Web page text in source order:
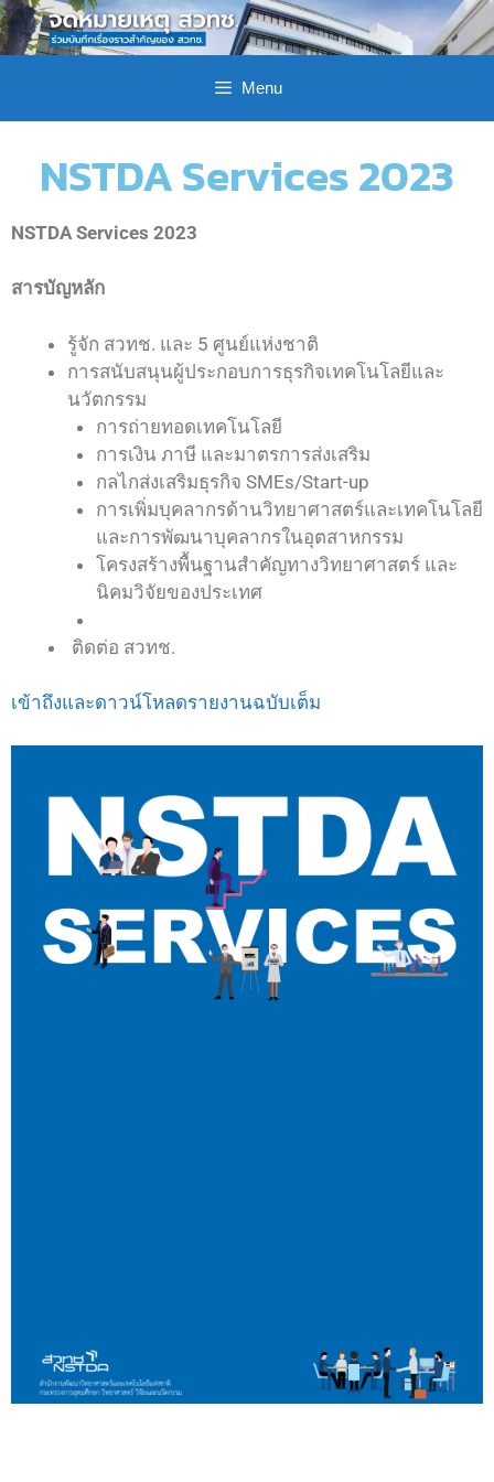
Menu
NSTDA Services 2023
NSTDA Services 2023
สารบัญหลัก
รู้จัก สวทช. และ 5 ศูนย์แห่งชาติ
การสนับสนุนผู้ประกอบการธุรกิจเทคโนโลยีและ
นวัตกรรม
การถ่ายทอดเทคโนโลยี
การเงิน ภาษี และมาตรการส่งเสริม
กลไกส่งเสริมธุรกิจ SMEs/Start-up
การเพิ่มบุคลากรด้านวิทยาศาสตร์และเทคโนโลยี
และการพัฒนาบุคลากรในอุตสาหกรรม
โครงสร้างพื้นฐานสำคัญทางวิทยาศาสตร์ และ
นิคมวิจัยของประเทศ
ติดต่อ สวทช.
เข้าถึงและดาวน์โหลดรายงานฉบับเต็ม